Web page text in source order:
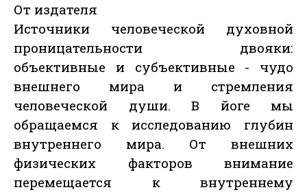
От издателя
Источники человеческой духовной
проницательности двояки:
объективные и субъективные - чудо
внешнего мира и стремления
человеческой души. В йоге мы
обращаемся к исследованию глубин
внутреннего мира. От внешних
физических факторов внимание
перемещается к внутреннему